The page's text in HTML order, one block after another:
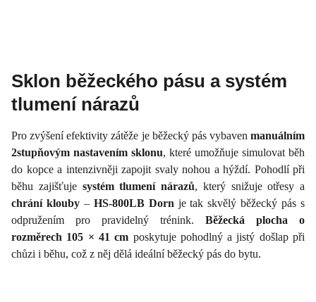
Sklon běžeckého pásu a systém
tlumení nárazů
Pro zvýšení efektivity zátěže je běžecký pás vybaven manuálním
2stupňovým nastavením sklonu, které umožňuje simulovat běh
do kopce a intenzivněji zapojit svaly nohou a hýždí. Pohodlí při
běhu zajišťuje systém tlumení nárazů, který snižuje otřesy a
chrání klouby– HS-800LB Dorn je tak skvělý běžecký pás s
odpružením pro pravidelný trénink. Běžecká plocha o
rozměrech 105 × 41 cm poskytuje pohodlný a jistý došlap při
chůzi i běhu, což z něj dělá ideální běžecký pás do bytu.